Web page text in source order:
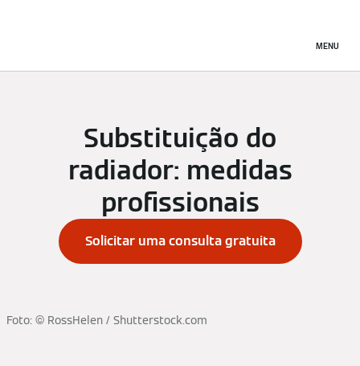
MENU
Substituição do
radiador: medidas
profissionais
Solicitar uma consulta gratuita
Foto: © RossHelen / Shutterstock.com